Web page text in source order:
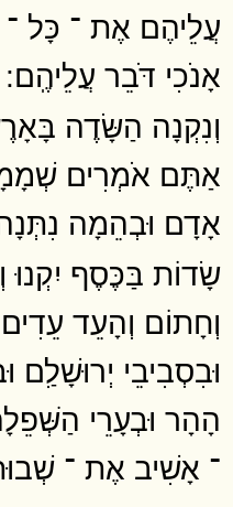
עֲלֵיהֶם אֶת ־ כָּל
אָנֹכִי דֹּבֵר עֲלֵיהֶֽם ׃
וְנִקְנָה הַשָּׂדֶה
אַתֶּם אֹמְרִים
אָדָם וּבְהֵמָה
שָׂדוֹת בַּכֶּסֶף יִקְנוּ
וְחָתוֹם וְהָעֵד
וּבִסְבִיבֵי יְרוּשָׁלִַם
הָהָר וּבְעָרֵי
־ אָשִׁיב אֶת ־